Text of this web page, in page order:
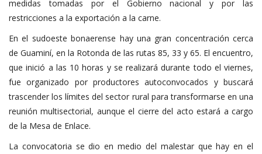
medidas tomadas por el Gobierno nacional y por las
restricciones a la exportación a la carne.
En el sudoeste bonaerense hay una gran concentración cerca
de Guaminí, en la Rotonda de las rutas 85, 33 y 65. El encuentro,
que inició a las 10 horas y se realizará durante todo el viernes,
fue organizado por productores autoconvocados y buscará
trascender los límites del sector rural para transformarse en una
reunión multisectorial, aunque el cierre del acto estará a cargo
de la Mesa de Enlace.
La convocatoria se dio en medio del malestar que hay en el